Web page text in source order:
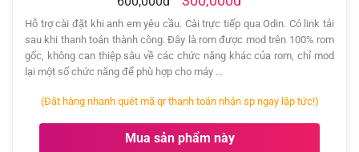
Hỗ trợ cài đặt khi anh em yêu cầu. Cài trực tiếp qua Odin. Có link tải
sau khi thanh toán thành công. Đây là rom được mod trên 100% rom
gốc, không can thiệp sâu về các chức năng khác của rom, chỉ mod
lại một số chức năng để phù hợp cho máy …
(Đặt hàng nhanh quét mã qr thanh toán nhận sp ngay lập tức!)
Mua sản phẩm này